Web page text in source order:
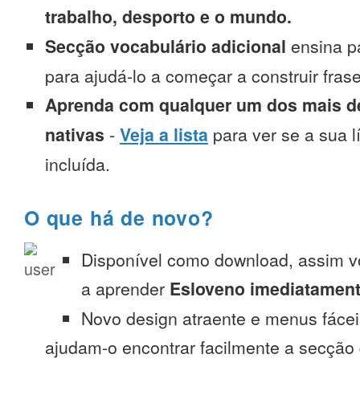
trabalho, desporto e o mundo.
Secção vocabulário adicional ensina
para ajudá-lo a começar a construir
Aprenda com qualquer um dos mais
nativas - Veja a lista para ver se a sua
incluída.
O que há de novo?
Disponível como download, assim
a aprender Esloveno
Novo design atraente e menus
ajudam-o encontrar facilmente a